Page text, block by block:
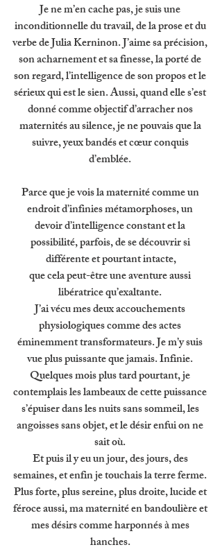
Je ne m’en cache pas, je suis une
inconditionnelle du travail, de la prose et du
verbe de Julia Kerninon. J’aime sa précision,
son acharnement et sa finesse, la porté de
son regard, l’intelligence de son propos et le
sérieux qui est le sien. Aussi, quand elle s’est
donné comme objectif d’arracher nos
maternités au silence, je ne pouvais que la
suivre, yeux bandés et cœur conquis
d’emblée.
Parce que je vois la maternité comme un
endroit d’infinies métamorphoses, un
devoir d’intelligence constant et la
possibilité, parfois, de se découvrir si
différente et pourtant intacte,
que cela peut-être une aventure aussi
libératrice qu’exaltante.
J’ai vécu mes deux accouchements
physiologiques comme des actes
éminemment transformateurs. Je m’y suis
vue plus puissante que jamais. Infinie.
Quelques mois plus tard pourtant, je
contemplais les lambeaux de cette puissance
s’épuiser dans les nuits sans sommeil, les
angoisses sans objet, et le désir enfui on ne
sait où.
Et puis il y eu un jour, des jours, des
semaines, et enfin je touchais la terre ferme.
Plus forte, plus sereine, plus droite, lucide et
féroce aussi, ma maternité en bandoulière et
mes désirs comme harponnés à mes
hanches.